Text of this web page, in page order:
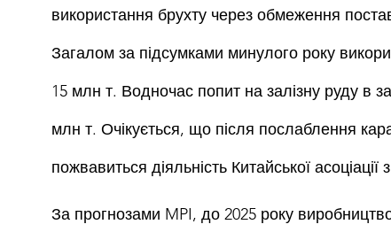
використання брухту через обмеження
Загалом за підсумками минулого року
15 млн т. Водночас попит на залізну руду в
млн т. Очікується, що після послаблення
пожвавиться діяльність Китайської асоціації
За прогнозами MPI, до 2025 року